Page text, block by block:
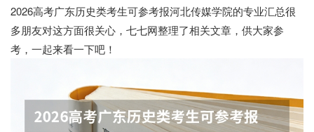
2026高考广东历史类考生可参考报河北传媒学院的专业汇总很
多朋友对这方面很关心，七七网整理了相关文章，供大家参
考，一起来看一下吧！